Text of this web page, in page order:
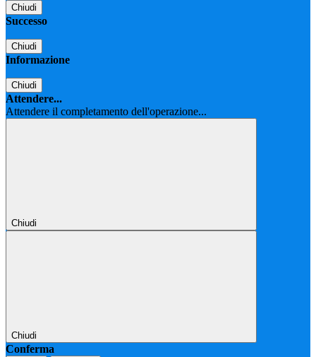
Chiudi
Successo
Chiudi
Informazione
Chiudi
Attendere...
Attendere il completamento dell'operazione...
Chiudi
Chiudi
Conferma